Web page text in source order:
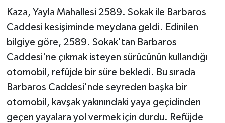
Kaza, Yayla Mahallesi 2589. Sokak ile Barbaros
Caddesi kesişiminde meydana geldi. Edinilen
bilgiye göre, 2589. Sokak'tan Barbaros
Caddesi'ne çıkmak isteyen sürücünün kullandığı
otomobil, refüjde bir süre bekledi. Bu sırada
Barbaros Caddesi'nde seyreden başka bir
otomobil, kavşak yakınındaki yaya geçidinden
geçen yayalara yol vermek için durdu. Refüjde
İNSAN
İş Dünyası
Jandarma
Kadın
KÜLTÜR SANAT